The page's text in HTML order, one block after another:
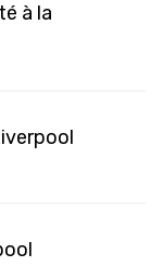
à la